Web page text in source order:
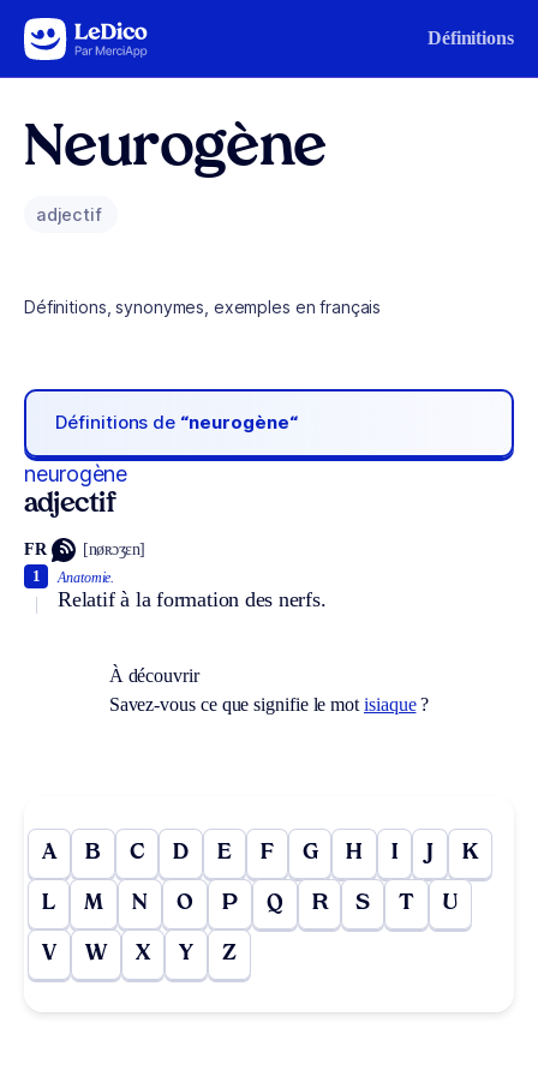
Aller au contenu Définitions
Neurogène
adjectif
Définitions, synonymes, exemples en français
Définitions de “neurogène“
neurogène
adjectif
FR [nøʀɔʒɛn]
Anatomie.
Relatif à la formation des nerfs.
1
À découvrir
Savez-vous ce que signifie le mot isiaque?
A B C D E F G H I J K
L M N O P Q R S T U
V W X Y Z